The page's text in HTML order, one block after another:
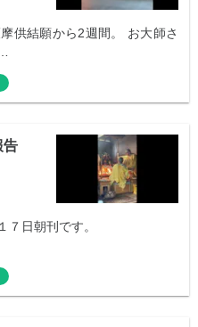
供結願から2週間。 お大師さ
告
日朝刊です。